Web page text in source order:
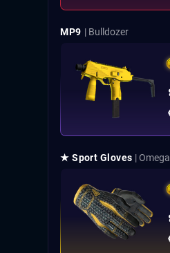
MP9 | Bulldozer
★ Sport Gloves | Omega